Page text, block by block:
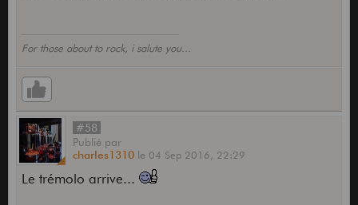
For those about to rock, i salute you...
#58
Publié par
charles1310 le 04 Sep 2016, 22:29
Le trémolo arrive...